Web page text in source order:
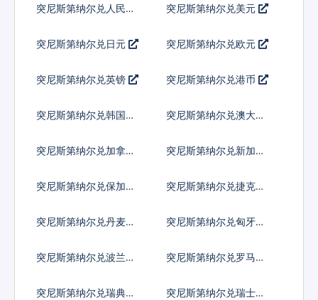
突尼斯第纳尔兑人民币 突尼斯第纳尔兑美元
突尼斯第纳尔兑日元 突尼斯第纳尔兑欧元
突尼斯第纳尔兑英镑 突尼斯第纳尔兑港币
突尼斯第纳尔兑韩国元
突尼斯第纳尔兑澳大利
突尼斯第纳尔兑加拿大
突尼斯第纳尔兑新加坡
突尼斯第纳尔兑保加利
突尼斯第纳尔兑捷克货
突尼斯第纳尔兑丹麦克
突尼斯第纳尔兑匈牙利
突尼斯第纳尔兑波兰兹
突尼斯第纳尔兑罗马尼
突尼斯第纳尔兑瑞典克
突尼斯第纳尔兑瑞士法